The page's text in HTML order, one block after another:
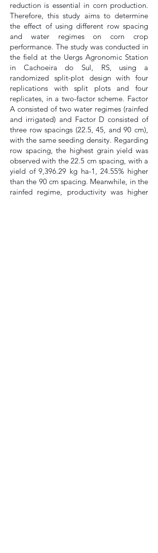
reduction is essential in corn production.
Therefore, this study aims to determine
the effect of using different row spacing
and water regimes on corn crop
performance. The study was conducted in
the field at the Uergs Agronomic Station
in Cachoeira do Sul, RS, using a
randomized split-plot design with four
replications with split plots and four
replicates, in a two-factor scheme. Factor
A consisted of two water regimes (rainfed
and irrigated) and Factor D consisted of
three row spacings (22.5, 45, and 90 cm),
with the same seeding density. Regarding
row spacing, the highest grain yield was
observed with the 22.5 cm spacing, with a
yield of 9,396.29 kg ha-1, 24.55% higher
than the 90 cm spacing. Meanwhile, in the
rainfed regime, productivity was higher